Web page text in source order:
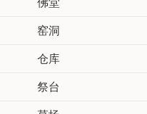
佛堂
窑洞
仓库
祭台